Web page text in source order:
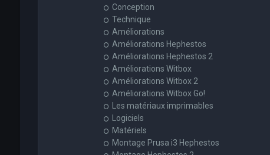
Conception
Technique
Améliorations
Améliorations Hephestos
Améliorations Hephestos 2
Améliorations Witbox
Améliorations Witbox 2
Améliorations Witbox Go!
Les matériaux imprimables
Logiciels
Matériels
Montage Prusa i3 Hephestos